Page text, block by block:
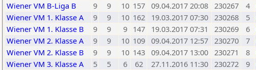
Wiener VM B-Liga B
9 9 10 157 09.04.2017 20:08 230267 4
Wiener VM 1. Klasse A
9 9 10 162 19.03.2017 07:30 230268 5
Wiener VM 1. Klasse B
9 9 9 147 19.03.2017 07:31 230269 6
Wiener VM 2. Klasse A
9 9 10 109 09.04.2017 12:57 230270 7
Wiener VM 2. Klasse B
9 9 10 143 09.04.2017 13:00 230271 8
Wiener VM 3. Klasse A
5 5 6 62 27.11.2016 11:30 230272 9